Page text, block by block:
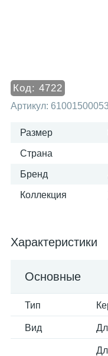
Код: 4722
Артикул:
Размер
Страна
Бренд
Коллекция
Характеристики
Основные
Тип
Вид